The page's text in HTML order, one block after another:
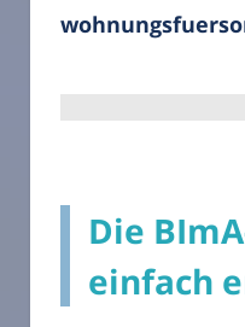
Die
einfach